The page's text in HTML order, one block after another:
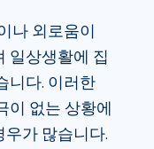
나 외로움이
일상생활에 집
니다. 이러한
이 없는 상황에
가 많습니다.